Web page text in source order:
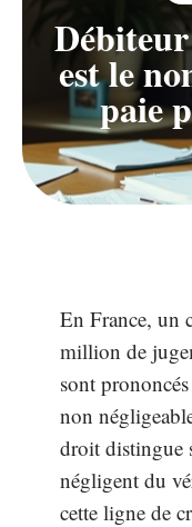
est le
paie
En France, un
million de
sont
non
droit distingue
négligent du
cette ligne de